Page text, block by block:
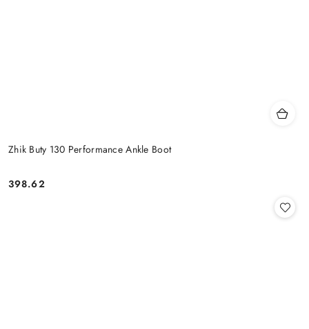
Zhik Buty 130 Performance Ankle Boot
Cena:
398.62